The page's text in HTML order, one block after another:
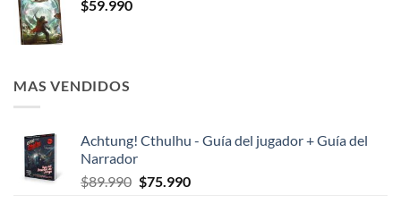
$59.990
MAS VENDIDOS
Achtung! Cthulhu - Guía del jugador + Guía del
Narrador
$89.990 El
$75.990El